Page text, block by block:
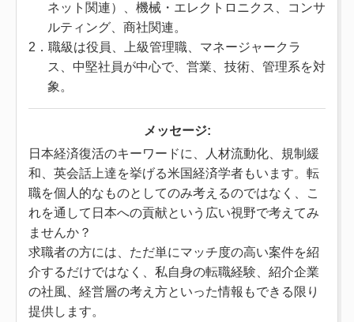
ネット関連）、機械・エレクトロニクス、コンサ
ルティング、商社関連。
2．職級は役員、上級管理職、マネージャークラ
ス、中堅社員が中心で、営業、技術、管理系を対
象。
メッセージ:
日本経済復活のキーワードに、人材流動化、規制緩
和、英会話上達を挙げる米国経済学者もいます。転
職を個人的なものとしてのみ考えるのではなく、こ
れを通して日本への貢献という広い視野で考えてみ
ませんか？
求職者の方には、ただ単にマッチ度の高い案件を紹
介するだけではなく、私自身の転職経験、紹介企業
の社風、経営層の考え方といった情報もできる限り
提供します。